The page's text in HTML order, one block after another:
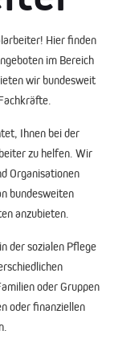
! Hier finden
im Bereich
wir bundesweit
Ihnen bei der
zu helfen. Wir
Organisationen
bundesweiten
anzubieten.
dersozialen Pflege
oder Gruppen
oder finanziellen